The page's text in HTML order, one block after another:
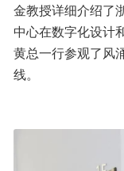
金教授详细介绍了
中心在数字化设计
黄总一行参观了风
线。